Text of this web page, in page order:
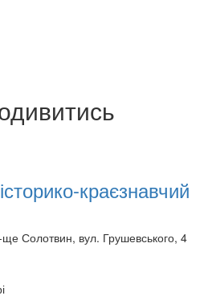
краєзнавчий
Солотвин, вул. Грушевського, 4